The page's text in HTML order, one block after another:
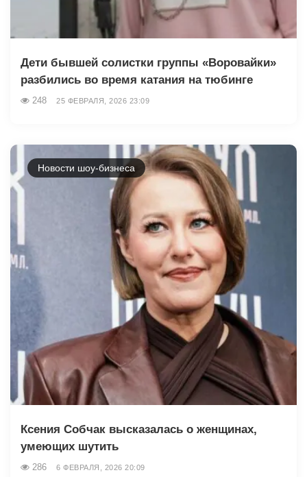
Дети бывшей солистки группы «Воровайки»
разбились во время катания на тюбинге
248 25 ФЕВРАЛЯ, 2026 23:09
Новости шоу-бизнеса
Ксения Собчак высказалась о женщинах,
умеющих шутить
286 6 ФЕВРАЛЯ, 2026 20:09